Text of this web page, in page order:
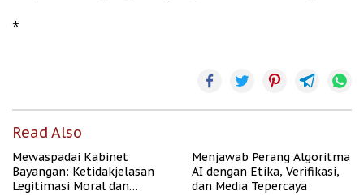
*
Read Also
Mewaspadai Kabinet
Bayangan: Ketidakjelasan
Legitimasi Moral dan
Menjawab Perang Algoritma
AI dengan Etika, Verifikasi,
dan Media Tepercaya